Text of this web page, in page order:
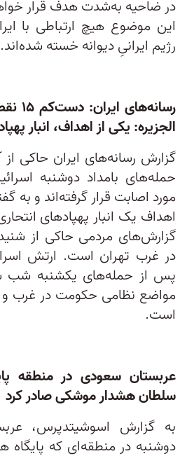
در ضاحیه به‌شدت هدف قرار
این موضوع هیچ ارتباطی با
رژیم ایرانیِ دیوانه خسته
الجزیره: یکی از اهداف، انبار
گزارش رسانه‌های ایران حاکی
مورد اصابت قرار گرفته‌اند و به
اهداف یک انبار پهپادهای
گزارش‌های مردمی حاکی از
در غرب تهران است. ارتش
پس از حمله‌های یکشنبه شب
مواضع نظامی حکومت در غرب و
است.
عربستان سعودی در منطقه
سلطان هشدار موشکی صادر کرد
به گزارش اسوشیتدپرس،
دوشنبه در منطقه‌ای که پایگاه